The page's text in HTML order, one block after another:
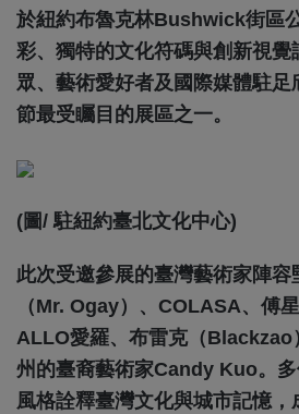
於紐約布魯克林Bushwick街區
彩、獨特的文化符碼與創新視覺
眾、藝術愛好者及國際媒體駐
節最受矚目的展區之一。
(圖/ 駐紐約臺北文化中心)
此次受邀參展的臺灣藝術家陣容
（Mr. Ogay）、COLASA、傅
ALLO愛羅、布雷克（Blackzao
州的臺裔藝術家Candy Kuo。
風格詮釋臺灣文化與城市記憶